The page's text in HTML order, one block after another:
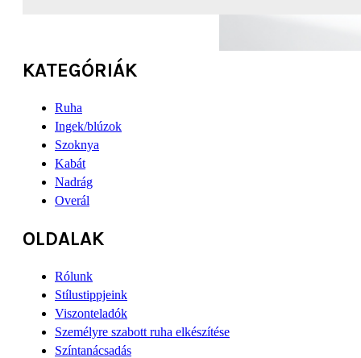
KATEGÓRIÁK
Ruha
Ingek/blúzok
Szoknya
Kabát
Nadrág
Overál
OLDALAK
Rólunk
Stílustippjeink
Viszonteladók
Személyre szabott ruha elkészítése
Színtanácsadás